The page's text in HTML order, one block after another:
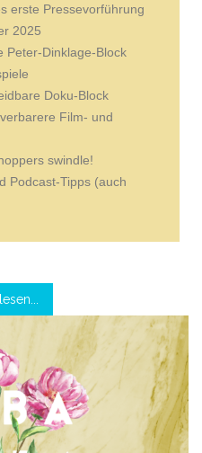
erste Pressevorführung
2025
Peter-Dinklage-Block
Doku-Block
Film- und
swindle!
Podcast-Tipps (auch